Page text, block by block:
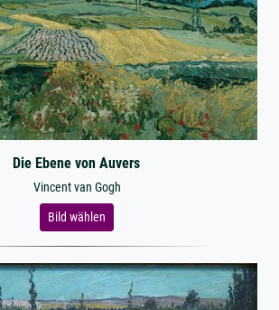
Die Ebene von Auvers
Vincent van Gogh
Bild wählen